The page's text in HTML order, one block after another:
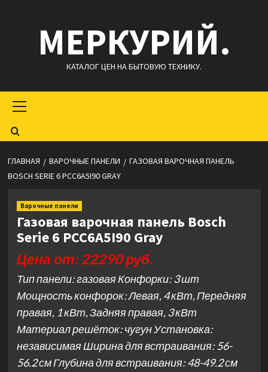
содержимомуМЕРКУРИЙ.
КАТАЛОГ ЦЕН НА БЫТОВУЮ ТЕХНИКУ.
меню
ГЛАВНАЯ ВАРОЧНЫЕ ПАНЕЛИ
ГАЗОВАЯ ВАРОЧНАЯ ПАНЕЛЬ
BOSCH SERIE 6 PCC6A5I90 GRAY
Варочные панели
Газовая варочная панель Bosch
Serie 6 PCC6A5I90 Gray
Цена от: 22290 руб.
Тип панели: газовая Конфорки: 3 шт
Мощность конфорок: Левая, 4 кВт, Передняя
правая, 1 кВт, Задняя правая, 3 кВт
Материал решёток: чугун Установка:
независимая Ширина для встраивания: 56-
56.2 см Глубина для встраивания: 48-49.2 см